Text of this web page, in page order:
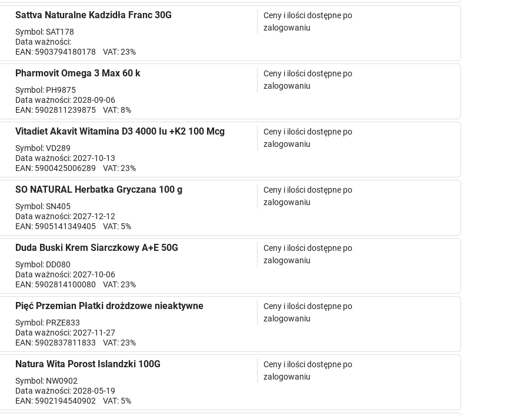
Sattva Naturalne Kadzidła Franc 30G
Symbol: SAT178
Data ważności:
EAN: 5903794180178 VAT: 23%
Ceny i ilości dostępne po
zalogowaniu
Pharmovit Omega 3 Max 60 k
Symbol: PH9875
Data ważności: 2028-09-06
EAN: 5902811239875 VAT: 8%
Ceny i ilości dostępne po
zalogowaniu
Vitadiet Akavit Witamina D3 4000 Iu +K2 100 Mcg
Symbol: VD289
Data ważności: 2027-10-13
EAN: 5900425006289 VAT: 23%
Ceny i ilości dostępne po
zalogowaniu
SO NATURAL Herbatka Gryczana 100 g
Symbol: SN405
Data ważności: 2027-12-12
EAN: 5905141349405 VAT: 5%
Ceny i ilości dostępne po
zalogowaniu
Duda Buski Krem Siarczkowy A+E 50G
Symbol: DD080
Data ważności: 2027-10-06
EAN: 5902814100080 VAT: 23%
Ceny i ilości dostępne po
zalogowaniu
Pięć Przemian Płatki drożdzowe nieaktywne
Symbol: PRZE833
Data ważności: 2027-11-27
EAN: 5902837811833 VAT: 23%
Ceny i ilości dostępne po
zalogowaniu
Natura Wita Porost Islandzki 100G
Symbol: NW0902
Data ważności: 2028-05-19
EAN: 5902194540902 VAT: 5%
Ceny i ilości dostępne po
zalogowaniu